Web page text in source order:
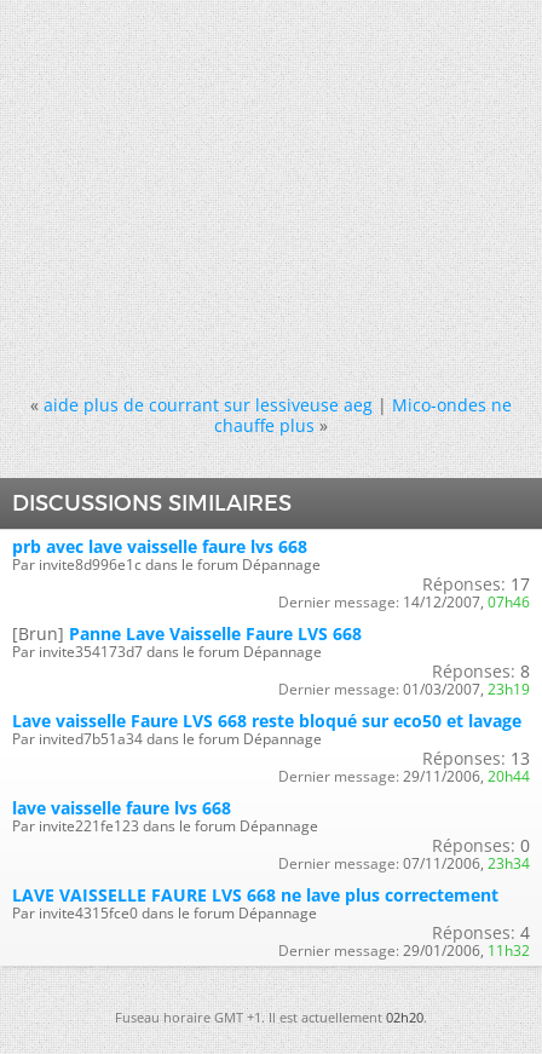
« aide plus de courrant sur lessiveuse aeg|Mico-ondes ne
chauffe plus »
DISCUSSIONS SIMILAIRES
prb avec lave vaisselle faure lvs 668
Par invite8d996e1c dans le forum Dépannage
Réponses: 17
Dernier message: 14/12/2007, 07h46
[Brun] Panne Lave Vaisselle Faure LVS 668
Par invite354173d7 dans le forum Dépannage
Réponses: 8
Dernier message: 01/03/2007, 23h19
Lave vaisselle Faure LVS 668 reste bloqué sur eco50 et lavage
Par invited7b51a34 dans le forum Dépannage
Réponses: 13
Dernier message: 29/11/2006, 20h44
lave vaisselle faure lvs 668
Par invite221fe123 dans le forum Dépannage
Réponses: 0
Dernier message: 07/11/2006, 23h34
LAVE VAISSELLE FAURE LVS 668 ne lave plus correctement
Par invite4315fce0 dans le forum Dépannage
Réponses: 4
Dernier message: 29/01/2006, 11h32
Fuseau horaire GMT +1. Il est actuellement02h20.